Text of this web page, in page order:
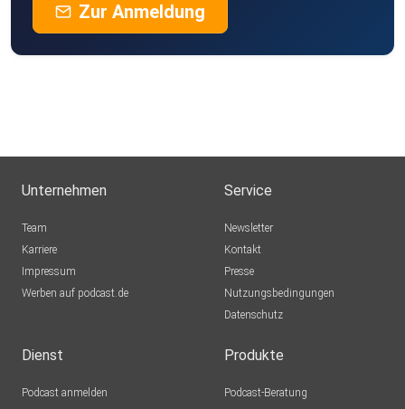
Zur Anmeldung
Unternehmen
Team
Karriere
Impressum
Werben auf podcast.de
Service
Newsletter
Kontakt
Presse
Nutzungsbedingungen
Datenschutz
Dienst
Podcast anmelden
Produkte
Podcast-Beratung